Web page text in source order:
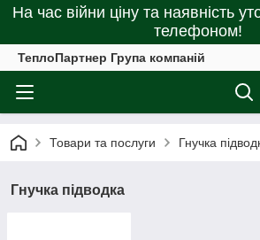
На час війни ціну та наявність
телефоном!
ТеплоПартнер Група компаній
Товари та послуги Гнучка
Гнучка підводка